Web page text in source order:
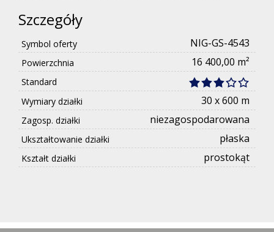
Szczegóły
Symbol oferty NIG-GS-4543
Powierzchnia 16 400,00 m²
Standard
Wymiary działki
30 x 600 m
Zagosp. działki niezagospodarowana
Ukształtowanie działki płaska
Kształt działki prostokąt